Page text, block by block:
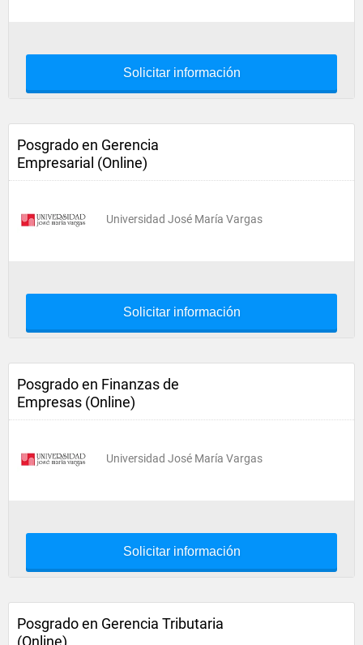
Solicitar información
Posgrado en Gerencia
Empresarial (Online)
Universidad José María Vargas
Solicitar información
Posgrado en Finanzas de
Empresas (Online)
Universidad José María Vargas
Solicitar información
Posgrado en Gerencia Tributaria
(Online)